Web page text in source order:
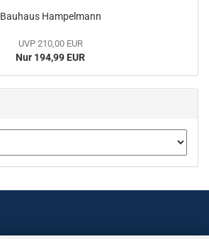
Bauhaus Hampelmann
UVP 210,00 EUR
Nur 194,99 EUR